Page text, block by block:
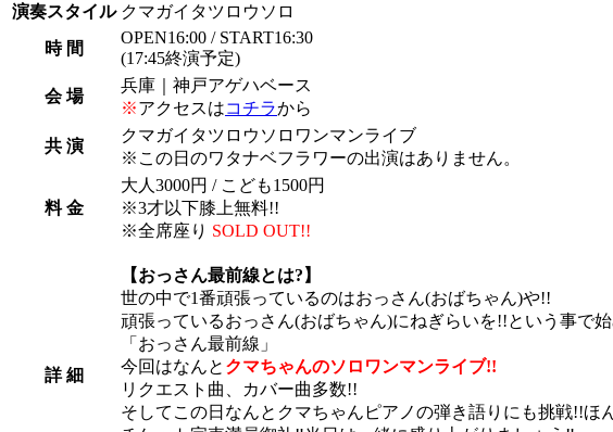
演奏スタイル クマガイタツロウソロ
時 間
OPEN16:00 / START16:30
(17:45終演予定)
会 場
兵庫｜神戸アゲハベース
※アクセスはコチラから
共 演
クマガイタツロウソロワンマンライブ
※この日のワタナベフラワーの出演はありません。
料 金
大人3000円 / こども1500円
※3才以下膝上無料!!
※全席座り SOLD OUT!!
詳 細
【おっさん最前線とは?】
世の中で1番頑張っているのはおっさん(おばちゃん)や!!
頑張っているおっさん(おばちゃん)にねぎらいを!!という事で
「おっさん最前線」
今回はなんと クマちゃんのソロワンマンライブ!!
リクエスト曲、カバー曲多数!!
そしてこの日なんとクマちゃんピアノの弾き語りにも挑戦!!ほ